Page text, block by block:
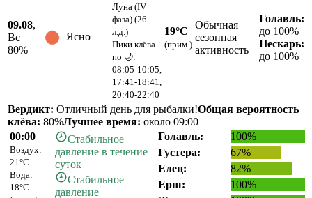
09.08,
Вс
80%
Ясно
Луна (IV
фаза) (26
л.д.)
Пики клёва
по 🌙:
08:05-10:05,
17:41-18:41,
20:40-22:40
19°C
(прим.)
Обычная
сезонная
активность
Голавль:
до 100%
Пескарь:
до 100%
Вердикт: Отличный день для рыбалки!Общая вероятность
клёва: 80%Лучшее время: около 09:00
00:00
Воздух:
21°C
Вода:
18°C
Стабильное
давление в течение
суток
Стабильное
давление
Голавль:
100%
Густера:
67%
Елец:
82%
Ерш:
100%